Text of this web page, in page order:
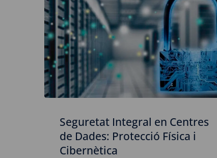
Seguretat Integral en Centres
de Dades: Protecció Física i
Cibernètica